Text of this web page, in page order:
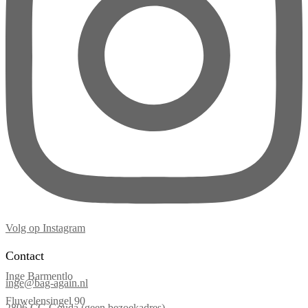
Volg op Instagram
Contact
Inge Barmentlo
inge@bag-again.nl
Fluwelensingel 90